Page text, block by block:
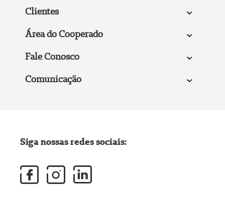
Clientes
Área do Cooperado
Fale Conosco
Comunicação
Siga nossas redes sociais: